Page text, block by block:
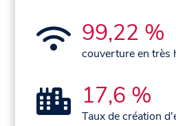
99,22 %
couverture en très
17,6 %
Taux de création